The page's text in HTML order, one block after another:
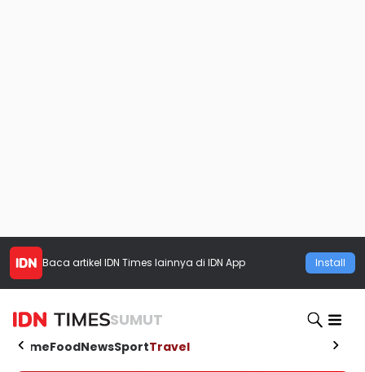
Baca artikel IDN Times lainnya di IDN App Install
SUMUT
HomeFoodNewsSportTravel